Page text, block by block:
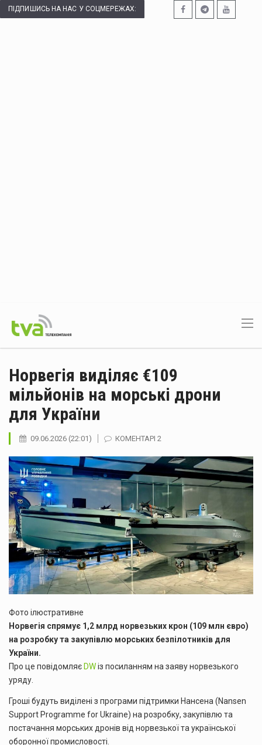
ПІДПИШИСЬ НА НАС У СОЦМЕРЕЖАХ:
Норвегія виділяє €109
мільйонів на морські дрони
для України
09.06.2026 (22:01) КОМЕНТАРІ 2
Фото ілюстративне
Норвегія спрямує 1,2 млрд норвезьких крон (109 млн євро)
на розробку та закупівлю морських безпілотників для
України.
Про це повідомляє DWіз посиланням на заяву норвезького
уряду.
Гроші будуть виділені з програми підтримки Нансена (Nansen
Support Programme for Ukraine) на розробку, закупівлю та
постачання морських дронів від норвезької та української
оборонної промисловості.